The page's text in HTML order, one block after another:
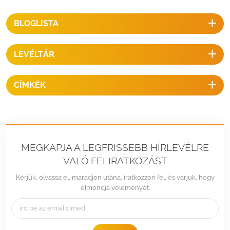
BLOGLISTA
LEVÉLTÁR
CÍMKÉK
MEGKAPJA A LEGFRISSEBB HÍRLEVÉLRE
VALÓ FELIRATKOZÁST
Kérjük, olvassa el, maradjon utána, iratkozzon fel, és várjuk, hogy
elmondja véleményét.